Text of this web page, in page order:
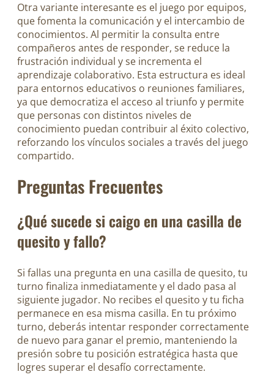
Otra variante interesante es el juego por equipos,
que fomenta la comunicación y el intercambio de
conocimientos. Al permitir la consulta entre
compañeros antes de responder, se reduce la
frustración individual y se incrementa el
aprendizaje colaborativo. Esta estructura es ideal
para entornos educativos o reuniones familiares,
ya que democratiza el acceso al triunfo y permite
que personas con distintos niveles de
conocimiento puedan contribuir al éxito colectivo,
reforzando los vínculos sociales a través del juego
compartido.
Preguntas Frecuentes
¿Qué sucede si caigo en una casilla de
quesito y fallo?
Si fallas una pregunta en una casilla de quesito, tu
turno finaliza inmediatamente y el dado pasa al
siguiente jugador. No recibes el quesito y tu ficha
permanece en esa misma casilla. En tu próximo
turno, deberás intentar responder correctamente
de nuevo para ganar el premio, manteniendo la
presión sobre tu posición estratégica hasta que
logres superar el desafío correctamente.